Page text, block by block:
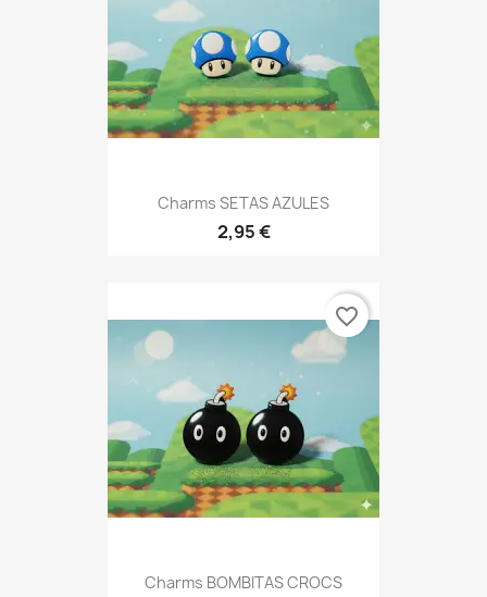
Charms SETAS AZULES
2,95 €
Charms BOMBITAS CROCS
favorite_border